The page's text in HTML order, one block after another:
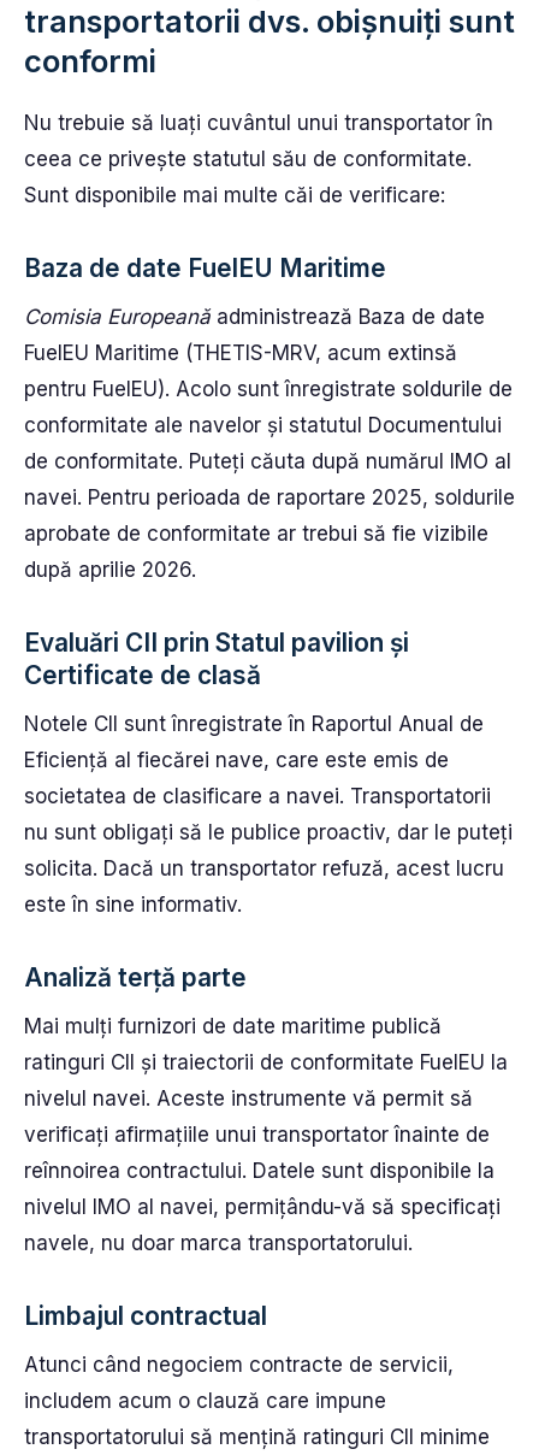
transportatorii dvs. obișnuiți sunt
conformi
Nu trebuie să luați cuvântul unui transportator în
ceea ce privește statutul său de conformitate.
Sunt disponibile mai multe căi de verificare:
Baza de date FuelEU Maritime
Comisia Europeanăadministrează Baza de date
FuelEU Maritime (THETIS-MRV, acum extinsă
pentru FuelEU). Acolo sunt înregistrate soldurile de
conformitate ale navelor și statutul Documentului
de conformitate. Puteți căuta după numărul IMO al
navei. Pentru perioada de raportare 2025, soldurile
aprobate de conformitate ar trebui să fie vizibile
după aprilie 2026.
Evaluări CII prin Statul pavilion și
Certificate de clasă
Notele CII sunt înregistrate în Raportul Anual de
Eficiență al fiecărei nave, care este emis de
societatea de clasificare a navei. Transportatorii
nu sunt obligați să le publice proactiv, dar le puteți
solicita. Dacă un transportator refuză, acest lucru
este în sine informativ.
Analiză terță parte
Mai mulți furnizori de date maritime publică
ratinguri CII și traiectorii de conformitate FuelEU la
nivelul navei. Aceste instrumente vă permit să
verificați afirmațiile unui transportator înainte de
reînnoirea contractului. Datele sunt disponibile la
nivelul IMO al navei, permițându-vă să specificați
navele, nu doar marca transportatorului.
Limbajul contractual
Atunci când negociem contracte de servicii,
includem acum o clauză care impune
transportatorului să mențină ratinguri CII minime